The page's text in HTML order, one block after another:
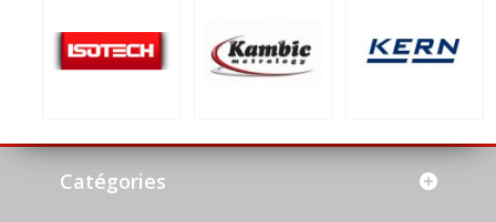
Catégories